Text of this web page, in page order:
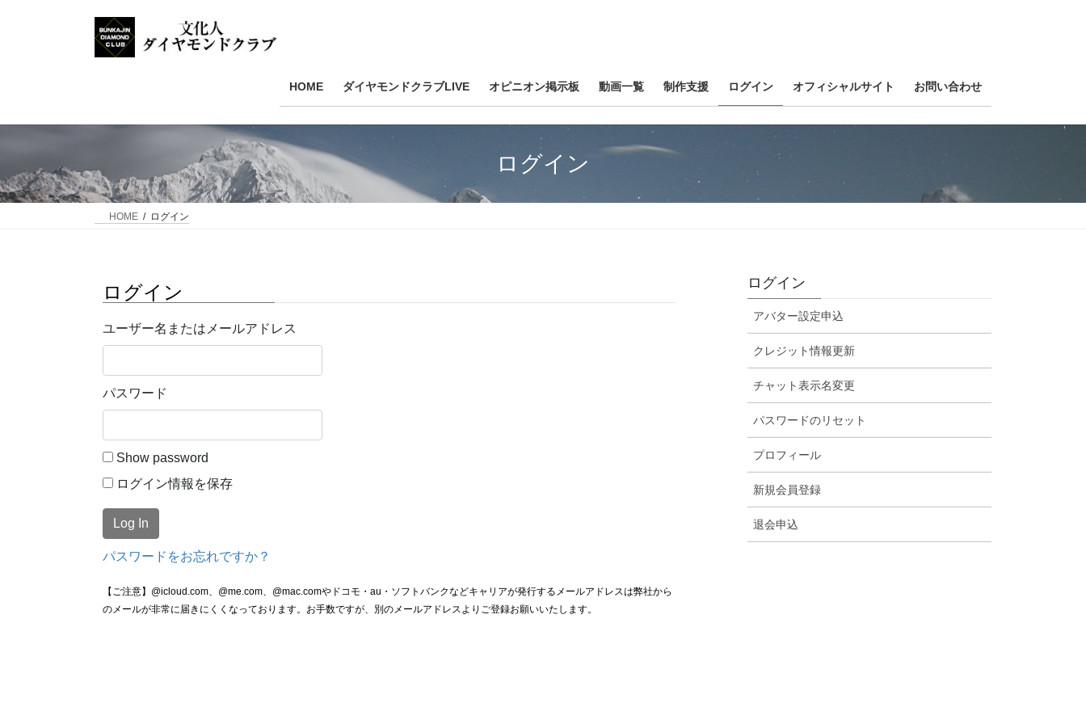
HOME ダイヤモンドクラブLIVE オピニオン掲示板 動画一覧 制作支援 ログイン オフィシャルサイト お問い合わせ
ログイン
HOME ログイン
ログイン
ユーザー名またはメールアドレス
パスワード
Show password
ログイン情報を保存
パスワードをお忘れですか？
【ご注意】@icloud.com、@me.com、@mac.comやドコモ・au・ソフトバンクなどキャリアが発行するメールアドレスは弊社から
のメールが非常に届きにくくなっております。お手数ですが、別のメールアドレスよりご登録お願いいたします。
ログイン
アバター設定申込
クレジット情報更新
チャット表示名変更
パスワードのリセット
プロフィール
新規会員登録
退会申込